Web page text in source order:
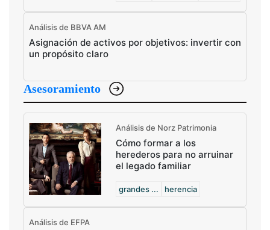
Análisis de BBVA AM
Asignación de activos por objetivos: invertir con
un propósito claro
Asesoramiento
Análisis de Norz Patrimonia
Cómo formar a los
herederos para no arruinar
el legado familiar
grandes ... herencia
Análisis de EFPA